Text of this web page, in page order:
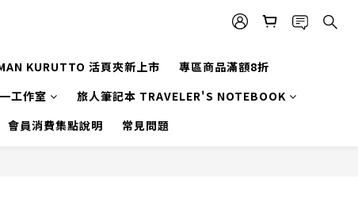
KURUTTO 活頁夾新上市
專區商品滿額8折
工作室
旅人筆記本 TRAVELER'S NOTEBOOK
會員消費集點說明 常見問題